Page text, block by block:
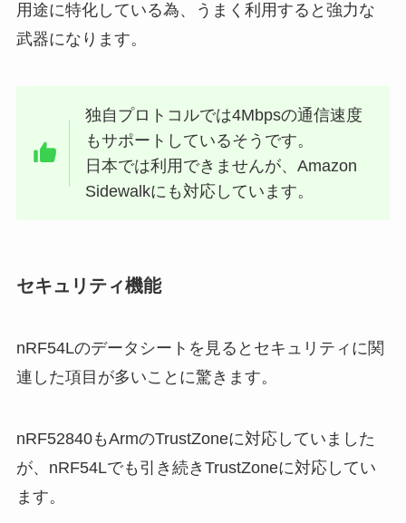
用途に特化している為、うまく利用すると強力な
武器になります。
独自プロトコルでは4Mbpsの通信速度
もサポートしているそうです。
日本では利用できませんが、Amazon
Sidewalkにも対応しています。
セキュリティ機能
nRF54Lのデータシートを見るとセキュリティに関
連した項目が多いことに驚きます。
nRF52840もArmのTrustZoneに対応していました
が、nRF54Lでも引き続きTrustZoneに対応してい
ます。